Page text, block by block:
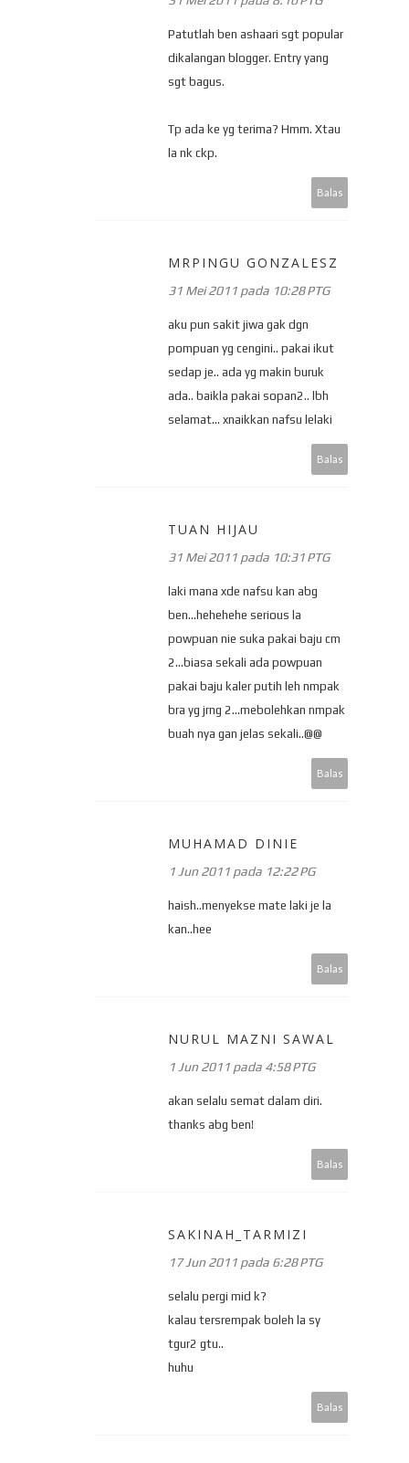
Patutlah ben ashaari sgt popular
dikalangan blogger. Entry yang
sgt bagus.
Tp ada ke yg terima? Hmm. Xtau
la nk ckp.
Balas
MRPINGU GONZALESZ
31 Mei 2011 pada 10:28 PTG
aku pun sakit jiwa gak dgn
pompuan yg cengini.. pakai ikut
sedap je.. ada yg makin buruk
ada.. baikla pakai sopan2.. lbh
selamat... xnaikkan nafsu lelaki
Balas
TUAN HIJAU
31 Mei 2011 pada 10:31 PTG
laki mana xde nafsu kan abg
ben...hehehehe serious la
powpuan nie suka pakai baju cm
2...biasa sekali ada powpuan
pakai baju kaler putih leh nmpak
bra yg jrng 2...mebolehkan nmpak
buah nya gan jelas sekali..@@
Balas
MUHAMAD DINIE
1 Jun 2011 pada 12:22 PG
haish..menyekse mate laki je la
kan..hee
Balas
NURUL MAZNI SAWAL
1 Jun 2011 pada 4:58 PTG
akan selalu semat dalam diri.
thanks abg ben!
Balas
SAKINAH_TARMIZI
17 Jun 2011 pada 6:28 PTG
selalu pergi mid k?
kalau tersrempak boleh la sy
tgur2 gtu..
huhu
Balas